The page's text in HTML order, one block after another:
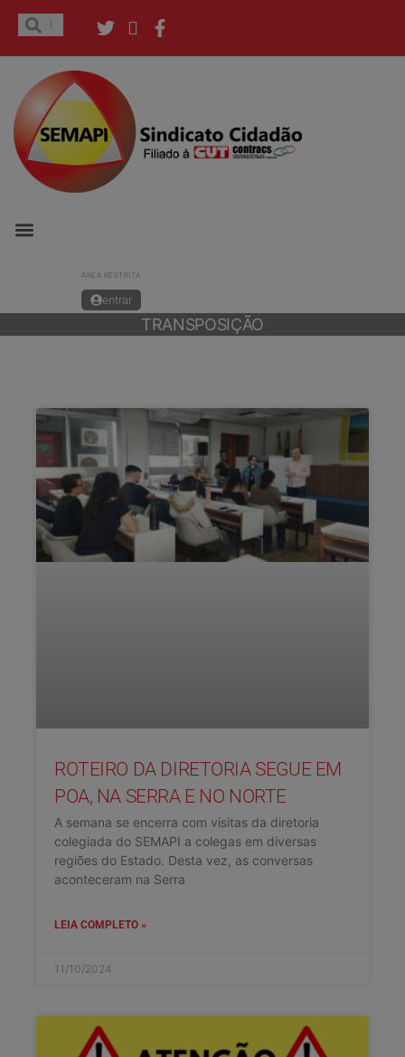
ÁREA RESTRITA
entrar
TRANSPOSIÇÃO
ROTEIRO DA DIRETORIA SEGUE EM
POA, NA SERRA E NO NORTE
A semana se encerra com visitas da diretoria
colegiada do SEMAPI a colegas em diversas
regiões do Estado. Desta vez, as conversas
aconteceram na Serra
LEIA COMPLETO »
11/10/2024